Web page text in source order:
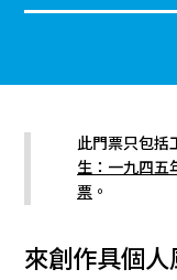
此門票只包括
生：一九四五
票 。
來創作具個